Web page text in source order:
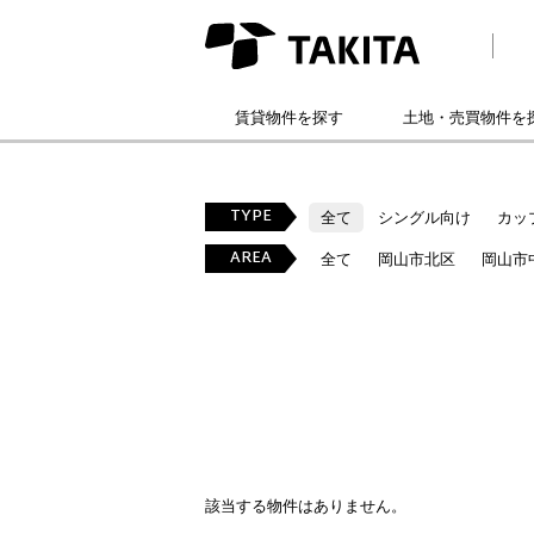
賃貸物件を探す 土地・売買物件を
TYPE 全て シングル向け カッ
AREA 全て 岡山市北区 岡山市
該当する物件はありません。